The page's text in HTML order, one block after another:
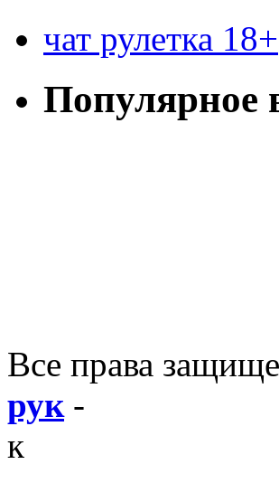
чат рулетка 18+
Популярное
Все права
рук-
к